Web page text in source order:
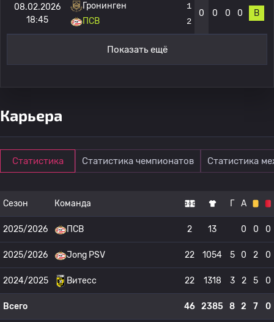
08.02.2026
18:45
Гронинген
ПСВ
1
2
0 0 0 0 В
Показать ещё
Карьера
Статистика Статистика чемпионатов Статистика
Сезон Команда Г А
2025/2026 ПСВ 2 13 0 0 0
2025/2026 Jong PSV 22 1054 5 0 2 0
2024/2025 Витесс 22 1318 3 2 5 0
Всего 46 2385 8 2 7 0